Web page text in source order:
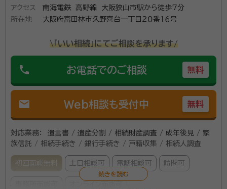
私たちは、税理士とも連携し、最適な節税対策を提案し
ます。 遠方に住んでいて手続きが難しい 相続する財産
も、専門家が代理で対応することで、ご自身の負担を大
いること 相続問題の解決は、単なる事務手続きではあ
りません。そこには、故人の想い、残された家族の未来
が詰まっています。私たちは、ご相談者一人ひとりの気
決策を見つけ出します。 豊富な実績と専門知識 これま
で数多くの相続案件を扱ってきました。複雑なケースや
困難な交渉も経験しており、あらゆる状況に対応できる
ノウハウがあります。常に最新の法律や税制を学び、ご
アクセス
南海電鉄 高野線 大阪狭山市駅から徒歩7分
所在地
大阪府富田林市久野喜台一丁目２０番１６号
\「いい相続」にてご相談を承ります/
phone お電話でのご相談 無料
mail Web相談も受付中 無料
対応業務：
遺言書 / 遺産分割 / 相続財産調査 / 成年後見 / 家
族信託 / 相続手続き / 銀行手続き / 戸籍収集 / 相続人調査
初回面談無料 土日相談可 電話相談可 訪問可